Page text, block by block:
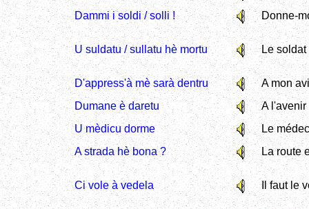
Dammi i soldi / solli !
Donne-
U suldatu / sullatu hè mortu Le
D'appress'à mè sarà dentru
A mon
Dumane è daretu
A l'avenir
U mèdicu dorme
Le
A strada hè bona ?
La route
Ci vole à vedela Il faut le